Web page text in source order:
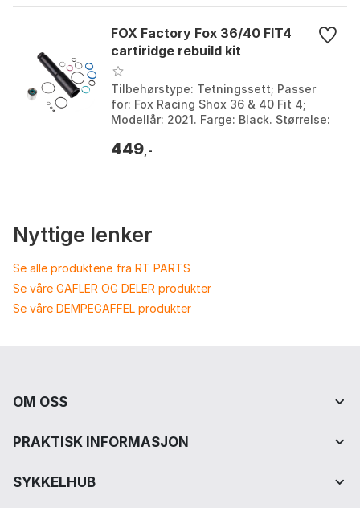
FOX Factory Fox 36/40 FIT4
cartiridge rebuild kit
Tilbehørstype: Tetningssett; Passer
for: Fox Racing Shox 36 & 40 Fit 4;
Modellår: 2021. Farge: Black. Størrelse:
449 ,-
Nyttige lenker
Se alle produktene fra RT PARTS
Se våre GAFLER OG DELER produkter
Se våre DEMPEGAFFEL produkter
OM OSS
PRAKTISK INFORMASJON
SYKKELHUB